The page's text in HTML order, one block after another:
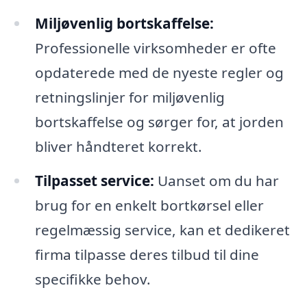
Miljøvenlig bortskaffelse:
Professionelle virksomheder er ofte
opdaterede med de nyeste regler og
retningslinjer for miljøvenlig
bortskaffelse og sørger for, at jorden
bliver håndteret korrekt.
Tilpasset service: Uanset om du har
brug for en enkelt bortkørsel eller
regelmæssig service, kan et dedikeret
firma tilpasse deres tilbud til dine
specifikke behov.